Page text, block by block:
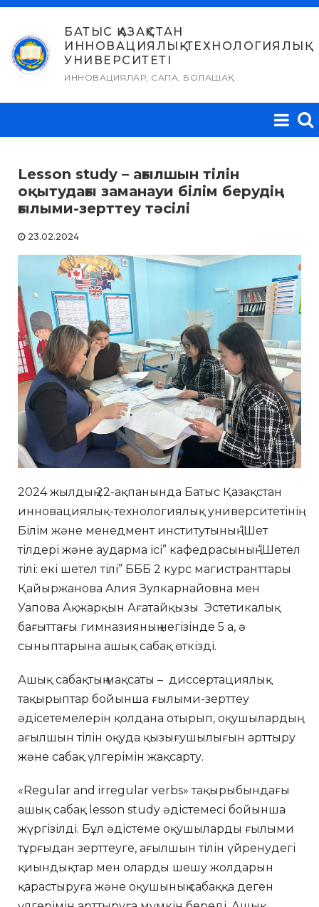
Skip
content
БАТЫС ҚАЗАҚСТАН
ИННОВАЦИЯЛЫҚ-ТЕХНОЛОГИЯЛЫҚ
УНИВЕРСИТЕТІ
ИННОВАЦИЯЛАР, САПА, БОЛАШАҚ
Lesson study – ағылшын тілін
оқытудағы заманауи білім берудің
ғылыми-зерттеу тәсілі
23.02.2024
2024 жылдың 22-ақпанында Батыс Қазақстан
инновациялық-технологиялық университетінің
Білім және менедмент институтының “Шет
тілдері және аударма ісі” кафедрасының “Шетел
тілі: екі шетел тілі” БББ 2 курс магистранттары
Қайыржанова Алия Зулкарнайовна мен
Уапова Ақжарқын Ағатайқызы Эстетикалық
бағыттағы гимназияның негізінде 5 а, ә
сыныптарына ашық сабақ өткізді.
Ашық сабақтың мақсаты – диссертациялық
тақырыптар бойынша ғылыми-зерттеу
әдісетемелерін қолдана отырып, оқушылардың
ағылшын тілін оқуда қызығушылығын арттыру
және сабақ үлгерімін жақсарту.
«Regular and irregular verbs» тақырыбындағы
ашық сабақ lesson study әдістемесі бойынша
жүргізілді. Бұл әдістеме оқушыларды ғылыми
тұрғыдан зерттеуге, ағылшын тілін үйренудегі
қиындықтар мен оларды шешу жолдарын
қарастыруға және оқушының сабаққа деген